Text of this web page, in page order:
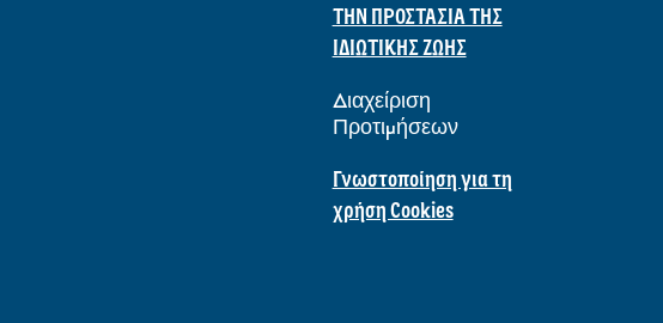
ΤΗΝ ΠΡΟΣΤΑΣΙΑ ΤΗΣ
ΙΔΙΩΤΙΚΗΣ ΖΩΗΣ
Διαχείριση
Προτιμήσεων
Γνωστοποίηση για τη
χρήση Cookies